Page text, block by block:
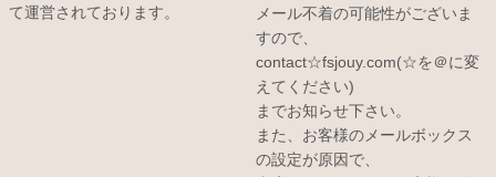
て運営されております。
メール不着の可能性がございま
すので、
contact☆fsjouy.com(☆を＠に変
えてください)
までお知らせ下さい。
また、お客様のメールボックス
の設定が原因で、